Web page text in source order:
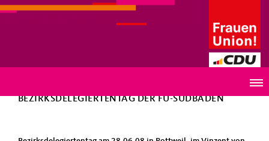
ZURÜCK
BEZIRKSDELEGIERTENTAG DER FU-SÜDBADEN